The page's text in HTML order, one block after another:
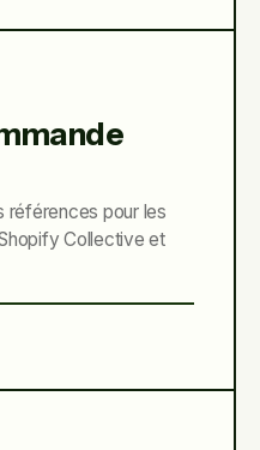
références pour les
Collective et